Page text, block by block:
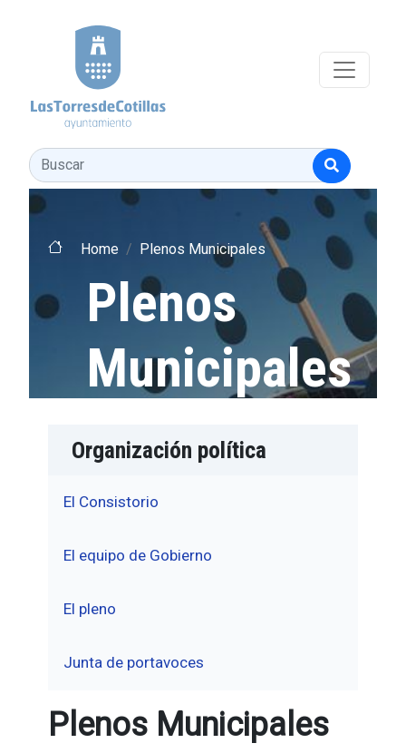
Buscar
Home Plenos Municipales
Plenos
Municipales
Organización política
El Consistorio
El equipo de Gobierno
El pleno
Junta de portavoces
Plenos Municipales